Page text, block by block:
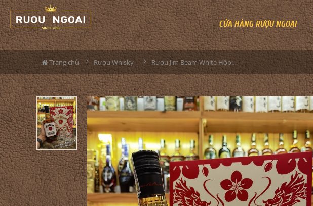
CỬA HÀNG RƯỢU NGOẠI
Trang chủ Rượu Whisky Rượu Jim Beam White Hộp Quà 2024